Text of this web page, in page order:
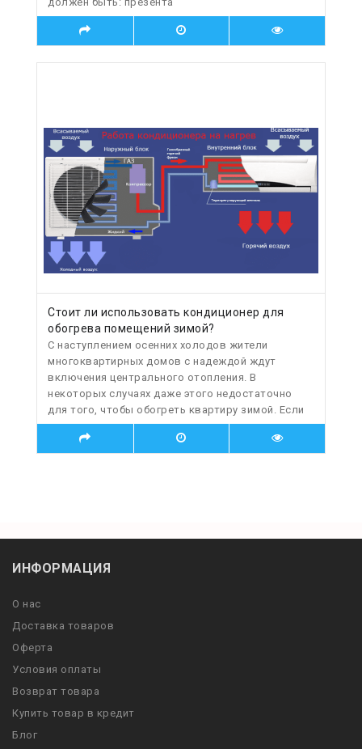
Стоит ли использовать кондиционер для
обогрева помещений зимой?
С наступлением осенних холодов жители
многоквартирных домов с надеждой ждут
включения центрального отопления. В
некоторых случаях даже этого недостаточно
для того, чтобы обогреть квартиру зимой. Если
ИНФОРМАЦИЯ
О нас
Доставка товаров
Оферта
Условия оплаты
Возврат товара
Купить товар в кредит
Блог